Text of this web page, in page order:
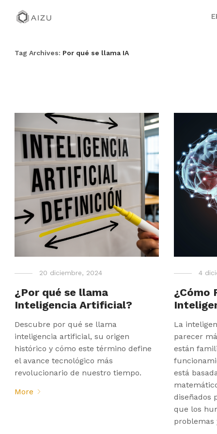
Tag Archives: Por qué se llama IA
20 diciembre, 2024
¿Por qué se llama
Inteligencia Artificial?
Descubre por qué se llama
inteligencia artificial, su origen
histórico y cómo este término define
el avance tecnológico más
revolucionario de nuestro tiempo.
More
4
¿Cómo
La
parecer
están
está
diseñados
que los
problemas